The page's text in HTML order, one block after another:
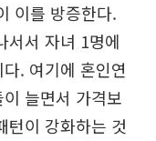
이를 방증한다.
서서 자녀 1명에
. 여기에 혼인연
늘면서 가격보
턴이 강화하는 것